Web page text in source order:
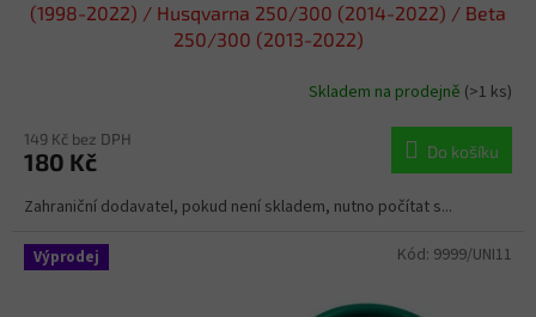
(1998-2022) / Husqvarna 250/300 (2014-2022) / Beta
250/300 (2013-2022)
Skladem na prodejně (>1 ks)
149 Kč bez DPH
180 Kč Do košíku
Zahraniční dodavatel, pokud není skladem, nutno počítat s...
Výprodej Kód: 9999/UNI11